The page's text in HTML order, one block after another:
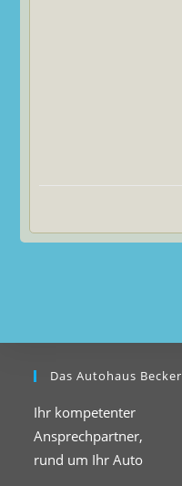
Das Autohaus Becker
Ihr kompetenter
Ansprechpartner,
rund um Ihr Auto